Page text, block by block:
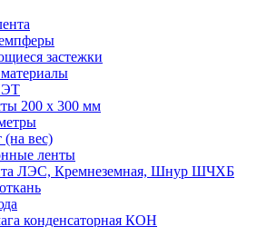
застежки
200 х 300 мм
вес)
ленты
ЛЭС, Кремнеземная, Шнур ШЧХБ
конденсаторная КОН